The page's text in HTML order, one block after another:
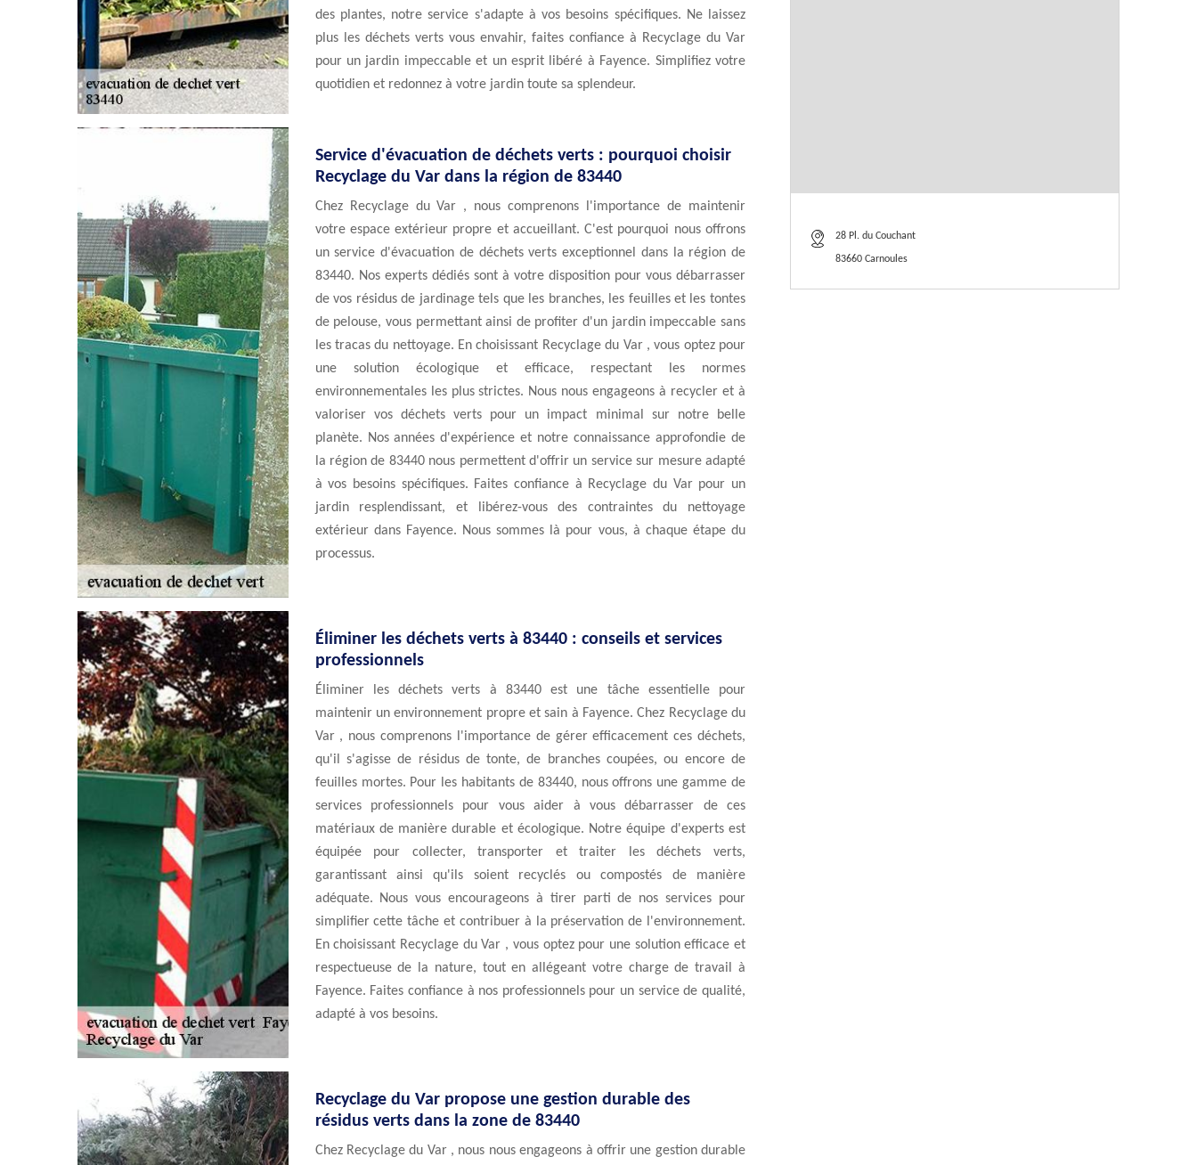
des plantes, notre service s'adapte à vos besoins spécifiques. Ne laissez
plus les déchets verts vous envahir, faites confiance à Recyclage du Var
pour un jardin impeccable et un esprit libéré à Fayence. Simplifiez votre
quotidien et redonnez à votre jardin toute sa splendeur.
Service d'évacuation de déchets verts : pourquoi choisir
Recyclage du Var dans la région de 83440
Chez Recyclage du Var , nous comprenons l'importance de maintenir
votre espace extérieur propre et accueillant. C'est pourquoi nous offrons
un service d'évacuation de déchets verts exceptionnel dans la région de
83440. Nos experts dédiés sont à votre disposition pour vous débarrasser
de vos résidus de jardinage tels que les branches, les feuilles et les tontes
de pelouse, vous permettant ainsi de profiter d'un jardin impeccable sans
les tracas du nettoyage. En choisissant Recyclage du Var , vous optez pour
une solution écologique et efficace, respectant les normes
environnementales les plus strictes. Nous nous engageons à recycler et à
valoriser vos déchets verts pour un impact minimal sur notre belle
planète. Nos années d'expérience et notre connaissance approfondie de
la région de 83440 nous permettent d'offrir un service sur mesure adapté
à vos besoins spécifiques. Faites confiance à Recyclage du Var pour un
jardin resplendissant, et libérez-vous des contraintes du nettoyage
extérieur dans Fayence. Nous sommes là pour vous, à chaque étape du
processus.
Éliminer les déchets verts à 83440 : conseils et services
professionnels
Éliminer les déchets verts à 83440 est une tâche essentielle pour
maintenir un environnement propre et sain à Fayence. Chez Recyclage du
Var , nous comprenons l'importance de gérer efficacement ces déchets,
qu'il s'agisse de résidus de tonte, de branches coupées, ou encore de
feuilles mortes. Pour les habitants de 83440, nous offrons une gamme de
services professionnels pour vous aider à vous débarrasser de ces
matériaux de manière durable et écologique. Notre équipe d'experts est
équipée pour collecter, transporter et traiter les déchets verts,
garantissant ainsi qu'ils soient recyclés ou compostés de manière
adéquate. Nous vous encourageons à tirer parti de nos services pour
simplifier cette tâche et contribuer à la préservation de l'environnement.
En choisissant Recyclage du Var , vous optez pour une solution efficace et
respectueuse de la nature, tout en allégeant votre charge de travail à
Fayence. Faites confiance à nos professionnels pour un service de qualité,
adapté à vos besoins.
Recyclage du Var propose une gestion durable des
résidus verts dans la zone de 83440
Chez Recyclage du Var , nous nous engageons à offrir une gestion durable
28 Pl. du Couchant
83660 Carnoules